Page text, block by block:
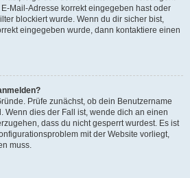
Mail-Adresse korrekt eingegeben hast oder
blockiert wurde. Wenn du dir sicher bist,
eingegeben wurde, dann kontaktiere einen
Prüfe zunächst, ob dein Benutzername
Wenn dies der Fall ist, wende dich an einen
dass du nicht gesperrt wurdest. Es ist
mit der Website vorliegt,
muss.